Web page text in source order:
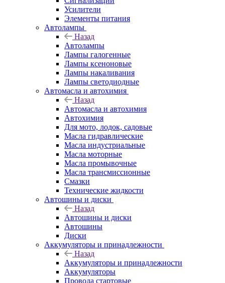
Усилители
Элементы питания
Автолампы
Назад
Автолампы
Лампы галогенные
Лампы ксеноновые
Лампы накаливания
Лампы светодиодные
Автомасла и автохимия
Назад
Автомасла и автохимия
Автохимия
Для мото, лодок, садовые
Масла гидравлические
Масла индустриальные
Масла моторные
Масла промывочные
Масла трансмиссионные
Смазки
Технические жидкости
Автошины и диски
Назад
Автошины и диски
Автошины
Диски
Аккумуляторы и принадлежности
Назад
Аккумуляторы и принадлежности
Аккумуляторы
Провода стартовые